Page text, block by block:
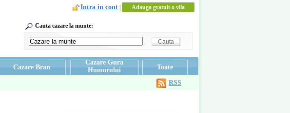
Intra in cont Adauga gratuit o vila
Cauta cazare la munte:
Cazare Bran
Cazare Gura
Humorului
Toate
RSS